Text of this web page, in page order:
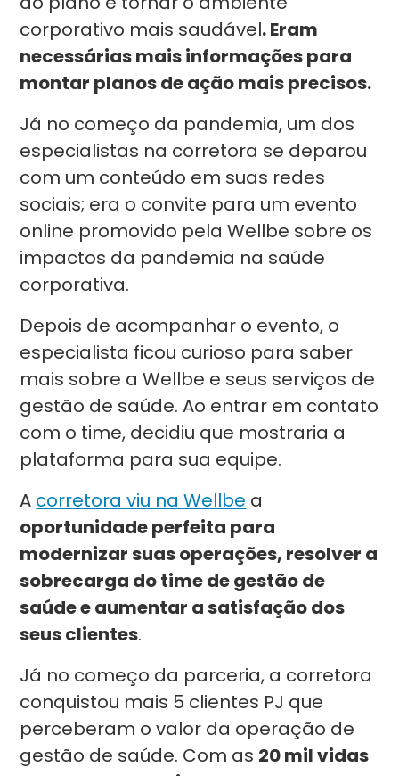
corporativo mais saudável. Eram
necessárias mais informações para
montar planos de ação mais precisos.
Já no começo da pandemia, um dos
especialistas na corretora se deparou
com um conteúdo em suas redes
sociais; era o convite para um evento
online promovido pela Wellbe sobre os
impactos da pandemia na saúde
corporativa.
Depois de acompanhar o evento, o
especialista ficou curioso para saber
mais sobre a Wellbe e seus serviços de
gestão de saúde. Ao entrar em contato
com o time, decidiu que mostraria a
plataforma para sua equipe.
A corretora viu na Wellbe a
oportunidade perfeita para
modernizar suas operações, resolver a
sobrecarga do time de gestão de
saúde e aumentar a satisfação dos
seus clientes.
Já no começo da parceria, a corretora
conquistou mais 5 clientes PJ que
perceberam o valor da operação de
gestão de saúde. Com as 20 mil vidas